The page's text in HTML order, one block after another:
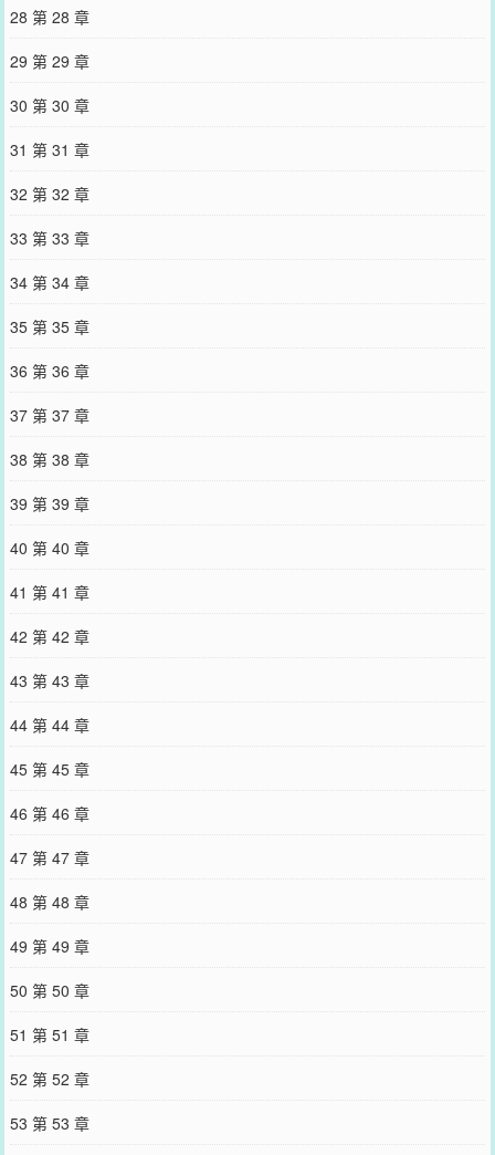
28 第 28 章
29 第 29 章
30 第 30 章
31 第 31 章
32 第 32 章
33 第 33 章
34 第 34 章
35 第 35 章
36 第 36 章
37 第 37 章
38 第 38 章
39 第 39 章
40 第 40 章
41 第 41 章
42 第 42 章
43 第 43 章
44 第 44 章
45 第 45 章
46 第 46 章
47 第 47 章
48 第 48 章
49 第 49 章
50 第 50 章
51 第 51 章
52 第 52 章
53 第 53 章